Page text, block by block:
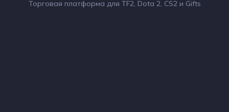
Торговая платформа для TF2, Dota 2, CS2 и Gifts